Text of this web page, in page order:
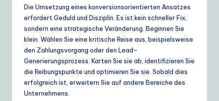
Die Umsetzung eines konversionsorientierten Ansatzes
erfordert Geduld und Disziplin. Es ist kein schneller Fix,
sondern eine strategische Veränderung. Beginnen Sie
klein. Wählen Sie eine kritische Reise aus, beispielsweise
den Zahlungsvorgang oder den Lead-
Generierungsprozess. Karten Sie sie ab, identifizieren Sie
die Reibungspunkte und optimieren Sie sie. Sobald dies
erfolgreich ist, erweitern Sie auf andere Bereiche des
Unternehmens.